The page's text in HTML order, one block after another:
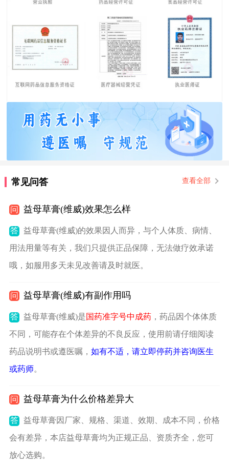
常见问答 查看全部
问 益母草膏(维威)效果怎么样
答 益母草膏(维威)的效果因人而异，与个人体质、病情、
用法用量等有关，我们只提供正品保障，无法做疗效承诺
哦，如服用多天未见改善请及时就医。
问 益母草膏(维威)有副作用吗
答 益母草膏(维威)是国药准字号中成药，药品因个体体质
不同，可能存在个体差异的不良反应，使用前请仔细阅读
药品说明书或遵医嘱， 如有不适，请立即停药并咨询医生
或药师。
问 益母草膏为什么价格差异大
答 益母草膏因厂家、规格、渠道、效期、成本不同，价格
会有差异，本店益母草膏均为正规正品、资质齐全，您可
放心选购。